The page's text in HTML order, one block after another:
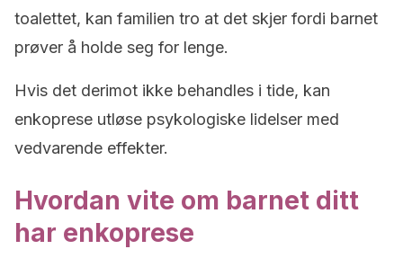
toalettet, kan familien tro at det skjer fordi barnet
prøver å holde seg for lenge.
Hvis det derimot ikke behandles i tide, kan
enkoprese utløse psykologiske lidelser med
vedvarende effekter.
Hvordan vite om barnet ditt
har enkoprese